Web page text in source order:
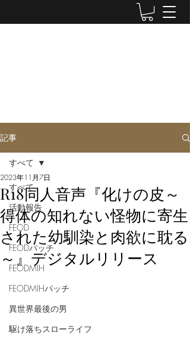
記事
すべて
活動報告
FEOD
FEODパッチ
FEODMIH
FEODMIHパッチ
異世界最後の男
駆け落ちスローライフ
すべて
R18同人音声『化けの皮～
得体の知れない怪物に寄生
された幼馴染と肉欲に耽る
～』デジタルリリース
2023年11月7日